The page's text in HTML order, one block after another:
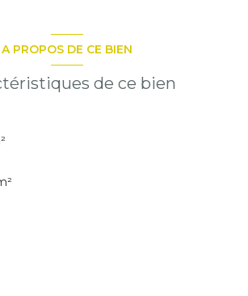
A PROPOS DE CE BIEN
de ce bien